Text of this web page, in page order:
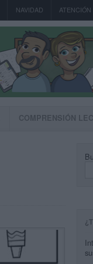
NAVIDAD ATENCIÓN
COMPRENSIÓN